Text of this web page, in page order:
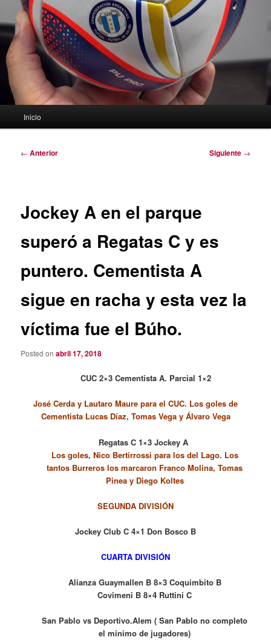
Inicio
Navegación
← Anterior Siguiente →
Jockey A en el parque
superó a Regatas C y es
puntero. Cementista A
sigue en racha y esta vez la
víctima fue el Búho.
Posted onabril 17, 2018
CUC 2×3 Cementista A. Parcial 1×2
José Cerda y Lautaro Maure para el CUC. Los goles de
Cementista Lucas Díaz, Tomas Vega y Álvaro Vega
Regatas C 1×3 Jockey A
Los goles, Nico Bertirrossi para los del Lago. Los
tantos Burreros los marcaron Franco Molina, Tomas
Pinea y Diego Koltes
SEGUNDA DIVISIÓN
Jockey Club C 4×1 Don Bosco B
CUARTA DIVISIÓN
Alianza Guaymallen B 8×3 Coquimbito B
Covimeni B 8×4 Ruttini C
San Pablo vs Deportivo.Alem ( San Pablo no completo
el mínimo de jugadores)